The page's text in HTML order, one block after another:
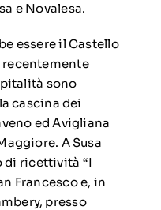
e Novalesa.
essere il Castello
recentemente
sono
cascina dei
ed Avigliana
A Susa
di ricettività “I
Francesco e, in
presso